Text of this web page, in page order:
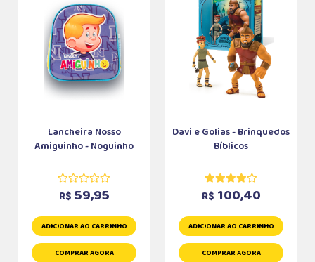
Lancheira Nosso
Amiguinho - Noguinho
R$ 59,95
ADICIONAR AO CARRINHO
COMPRAR AGORA
Davi e Golias - Brinquedos
Bíblicos
R$ 100,40
ADICIONAR AO CARRINHO
COMPRAR AGORA